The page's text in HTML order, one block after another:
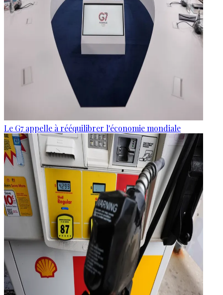
Le G7 appelle à rééquilibrer l'économie mondiale